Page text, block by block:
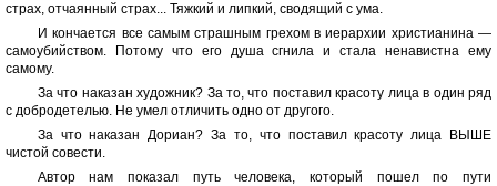
страх, отчаянный страх... Тяжкий и липкий, сводящий с ума.
И кончается все самым страшным грехом в иерархии христианина —
самоубийством. Потому что его душа сгнила и стала ненавистна ему
самому.
За что наказан художник? За то, что поставил красоту лица в один ряд
с добродетелью. Не умел отличить одно от другого.
За что наказан Дориан? За то, что поставил красоту лица ВЫШЕ
чистой совести.
Автор нам показал путь человека, который пошел по пути